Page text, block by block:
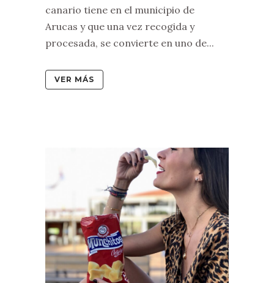
canario tiene en el municipio de
Arucas y que una vez recogida y
procesada, se convierte en uno de...
VER MÁS